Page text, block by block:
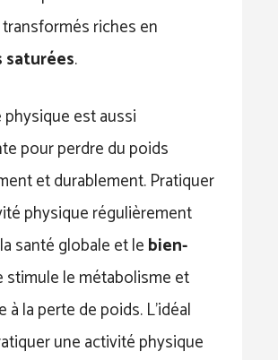
riches en
saturées.
physique est aussi
pour perdre du poids
et durablement. Pratiquer
physique régulièrement
santé globale et lebien-
stimule le métabolisme et
à la perte de poids. L’idéal
une activité physique